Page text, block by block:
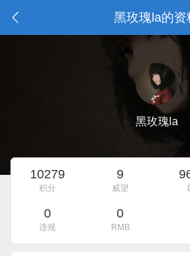
黑玫瑰la的资
黑玫瑰la
10279
积分
9
威望
0
违规
0
RMB